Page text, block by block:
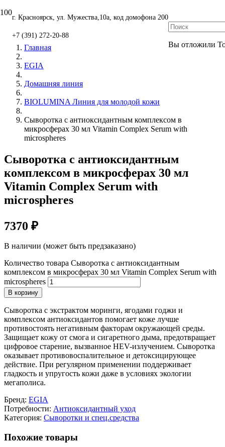
г. Красноярск, ул. Мужества,10а, код домофона 200
+7 (391) 272-20-88
Вы отложили
Главная
EGIA
Домашняя линия
BIOLUMINA Линия для молодой кожи
Сыворотка с антиоксидантным комплексом в
микросферах 30 мл Vitamin Complex Serum with
microspheres
Сыворотка с антиоксидантным
комплексом в микросферах 30 мл
Vitamin Complex Serum with
microspheres
7370 ₽
В наличии (может быть предзаказано)
Количество товара Сыворотка с антиоксидантным
комплексом в микросферах 30 мл Vitamin Complex Serum with
microspheres
В корзину
Сыворотка с экстрактом моринги, ягодами годжи и
комплексом антиоксидантов помогает коже лучше
противостоять негативным факторам окружающей среды.
Защищает кожу от смога и сигаретного дыма, предотвращает
цифровое старение, вызванное HEV-излучением. Сыворотка
оказывает противовоспалительное и детоксицирующее
действие. При регулярном применении поддерживает
гладкость и упругость кожи даже в условиях экологии
мегаполиса.
Бренд: EGIA
Потребности: Антиоксидантный уход
Категория: Сыворотки и спец.средства
Похожие товары